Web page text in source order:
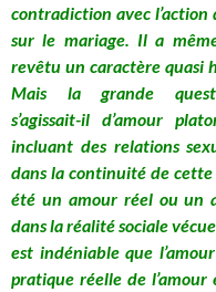
contradiction avec l’action
sur le mariage. Il a
revêtu un caractère quasi
Mais la grande
s’agissait-il d’amour
incluant des relations
dans la continuité de cette
été un amour réel ou un
dans la réalité sociale
est indéniable que
pratique réelle de l’amour